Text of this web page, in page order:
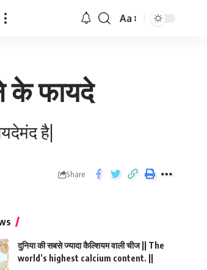
Aa
के फायदे
है|
Share
दुनिया की सबसे ज्यादा कैल्शियम वाली चीज || The
world’s highest calcium content. ||